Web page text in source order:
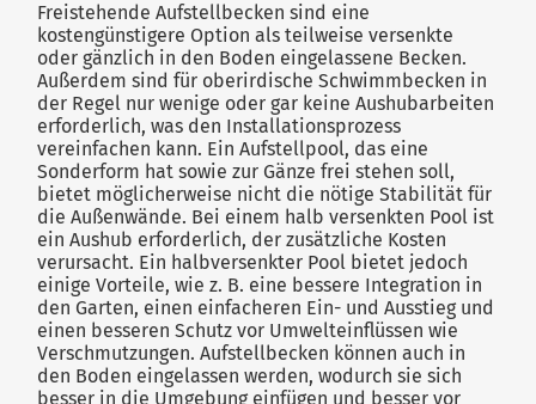
Freistehende Aufstellbecken sind eine
kostengünstigere Option als teilweise versenkte
oder gänzlich in den Boden eingelassene Becken.
Außerdem sind für oberirdische Schwimmbecken in
der Regel nur wenige oder gar keine Aushubarbeiten
erforderlich, was den Installationsprozess
vereinfachen kann. Ein Aufstellpool, das eine
Sonderform hat sowie zur Gänze frei stehen soll,
bietet möglicherweise nicht die nötige Stabilität für
die Außenwände. Bei einem halb versenkten Pool ist
ein Aushub erforderlich, der zusätzliche Kosten
verursacht. Ein halbversenkter Pool bietet jedoch
einige Vorteile, wie z. B. eine bessere Integration in
den Garten, einen einfacheren Ein- und Ausstieg und
einen besseren Schutz vor Umwelteinflüssen wie
Verschmutzungen. Aufstellbecken können auch in
den Boden eingelassen werden, wodurch sie sich
besser in die Umgebung einfügen und besser vor